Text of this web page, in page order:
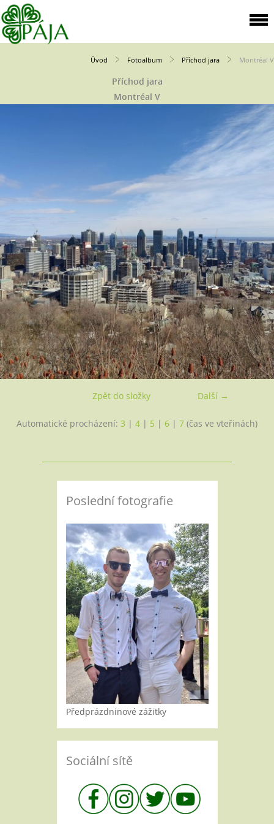
Úvod Fotoalbum Příchod jara Montréal V
Příchod jara
Montréal V
Další →
Zpět do složky
Automatické procházení: 3 | 4 | 5 | 6 | 7 (čas ve vteřinách)
Poslední fotografie
Předprázdninové zážitky
Sociální sítě